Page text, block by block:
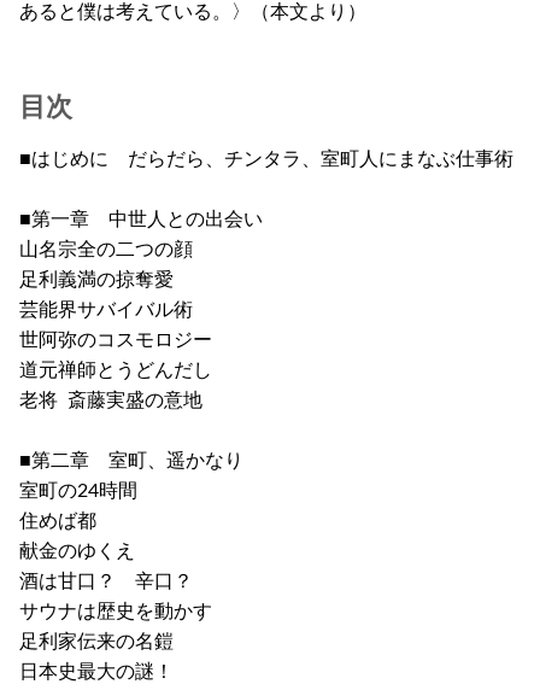
あると僕は考えている。〉（本文より）
目次
■はじめに だらだら、チンタラ、室町人にまなぶ仕事術
■第一章 中世人との出会い
山名宗全の二つの顔
足利義満の掠奪愛
芸能界サバイバル術
世阿弥のコスモロジー
道元禅師とうどんだし
老将 斎藤実盛の意地
■第二章 室町、遥かなり
室町の24時間
住めば都
献金のゆくえ
酒は甘口？ 辛口？
サウナは歴史を動かす
足利家伝来の名鎧
日本史最大の謎！